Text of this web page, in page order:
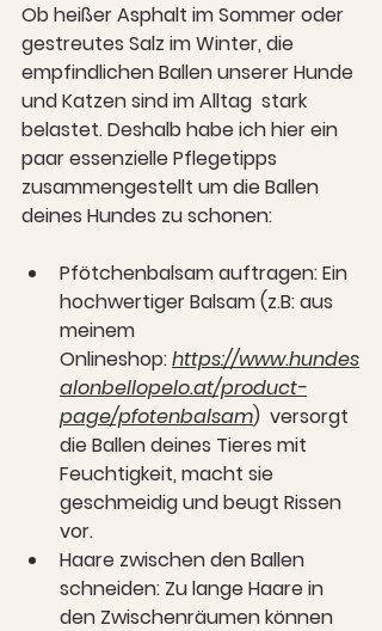
Ob heißer Asphalt im Sommer oder
gestreutes Salz im Winter, die
empfindlichen Ballen unserer Hunde
und Katzen sind im Alltag  stark
belastet. Deshalb habe ich hier ein
paar essenzielle Pflegetipps
zusammengestellt um die Ballen
deines Hundes zu schonen:
Pfötchenbalsam auftragen: Ein
hochwertiger Balsam (z.B: aus
meinem
Onlineshop: https://www.hundes
alonbellopelo.at/product-
page/pfotenbalsam)  versorgt
die Ballen deines Tieres mit
Feuchtigkeit, macht sie
geschmeidig und beugt Rissen
vor.
Haare zwischen den Ballen
schneiden: Zu lange Haare in
den Zwischenräumen können